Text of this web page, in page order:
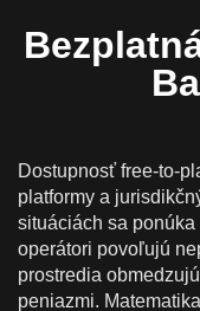
Dostupnosť free-to-
platformy a
situáciách sa
operátori povoľujú
prostredia
peniazmi.